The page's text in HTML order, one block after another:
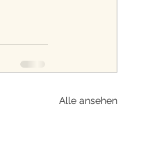
Alle ansehen